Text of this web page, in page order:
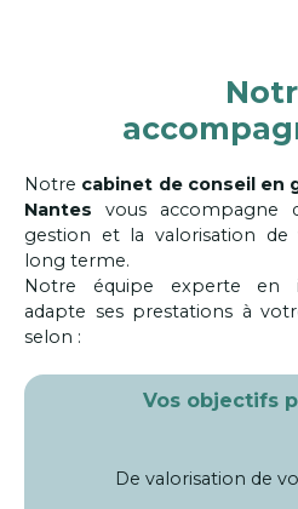
Notre cabinet de conseil en
Nantes vous accompagne
gestion et la valorisation
long terme.
Notre équipe experte en
adapte ses prestations à
selon :
Vos objectifs
De valorisation de